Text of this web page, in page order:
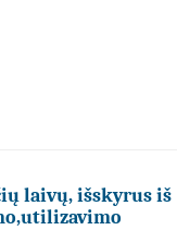
laivų, išskyrus iš